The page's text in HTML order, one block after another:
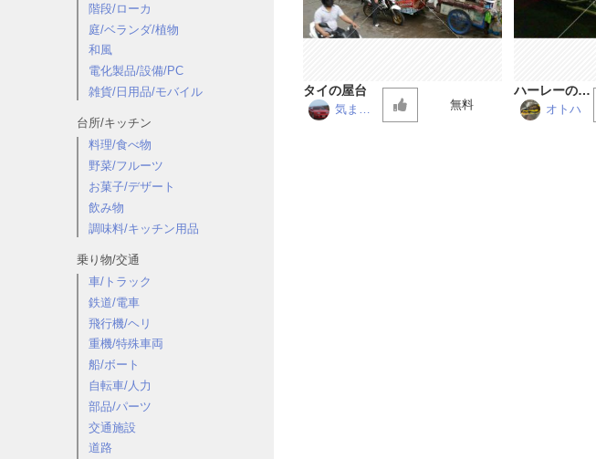
階段/ローカ
庭/ベランダ/植物
和風
電化製品/設備/PC
雑貨/日用品/モバイル
台所/キッチン
料理/食べ物
野菜/フルーツ
お菓子/デザート
飲み物
調味料/キッチン用品
乗り物/交通
車/トラック
鉄道/電車
飛行機/ヘリ
重機/特殊車両
船/ボート
自転車/人力
部品/パーツ
交通施設
道路
タイの屋台
気まぐ
無料
ハーレーのエ
ンジン音オトハ